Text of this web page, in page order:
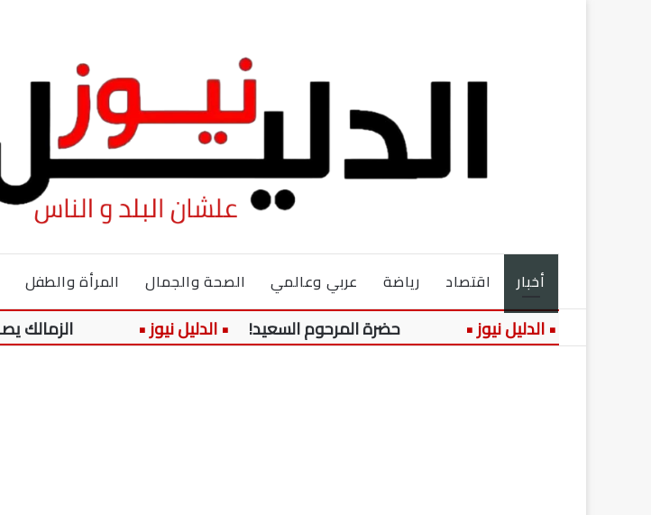
أخبار اقتصاد رياضة عربي وعالمي الصحة والجمال المرأة والطفل
حضرة المرحوم السعيد! الزمالك يصدر